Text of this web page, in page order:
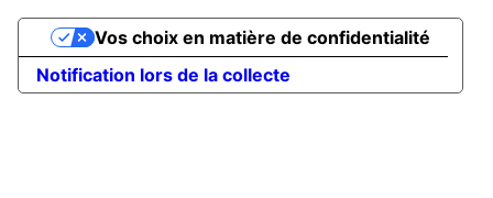
Notification lors de la collecte
Vos choix en matière de confidentialité